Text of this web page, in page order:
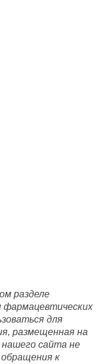
разделе
фармацевтических
для
размещенная на
сайта не
к